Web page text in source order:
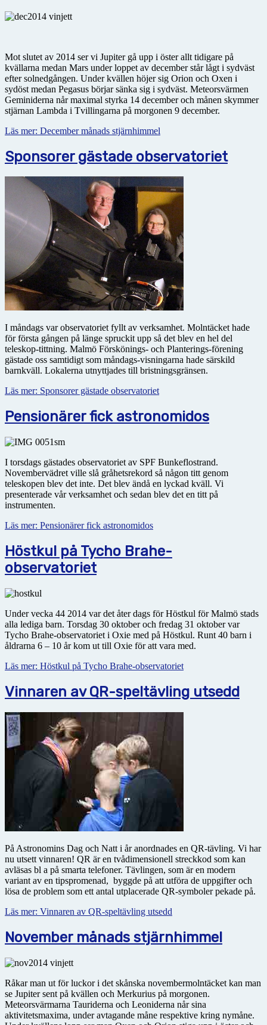
Mot slutet av 2014 ser vi Jupiter gå upp i öster allt tidigare på
kvällarna medan Mars under loppet av december står lågt i sydväst
efter solnedgången. Under kvällen höjer sig Orion och Oxen i
sydöst medan Pegasus börjar sänka sig i sydväst. Meteorsvärmen
Geminiderna når maximal styrka 14 december och månen skymmer
stjärnan Lambda i Tvillingarna på morgonen 9 december.
Läs mer: December månads stjärnhimmel
Sponsorer gästade observatoriet
I måndags var observatoriet fyllt av verksamhet. Molntäcket hade
för första gången på länge spruckit upp så det blev en hel del
teleskop-tittning. Malmö Förskönings- och Planterings-förening
gästade oss samtidigt som måndags-visningarna hade särskild
barnkväll. Lokalerna utnyttjades till bristningsgränsen.
Läs mer: Sponsorer gästade observatoriet
Pensionärer fick astronomidos
I torsdags gästades observatoriet av SPF Bunkeflostrand.
Novembervädret ville slå gråhetsrekord så någon titt genom
teleskopen blev det inte. Det blev ändå en lyckad kväll. Vi
presenterade vår verksamhet och sedan blev det en titt på
instrumenten.
Läs mer: Pensionärer fick astronomidos
Höstkul på Tycho Brahe-
observatoriet
Under vecka 44 2014 var det åter dags för Höstkul för Malmö stads
alla lediga barn. Torsdag 30 oktober och fredag 31 oktober var
Tycho Brahe-observatoriet i Oxie med på Höstkul. Runt 40 barn i
åldrarna 6 – 10 år kom ut till Oxie för att vara med.
Läs mer: Höstkul på Tycho Brahe-observatoriet
Vinnaren av QR-speltävling utsedd
På Astronomins Dag och Natt i år anordnades en QR-tävling. Vi har
nu utsett vinnaren! QR är en tvådimensionell streckkod som kan
avläsas bl a på smarta telefoner. Tävlingen, som är en modern
variant av en tipspromenad, byggde på att utföra de uppgifter och
lösa de problem som ett antal utplacerade QR-symboler pekade på.
Läs mer: Vinnaren av QR-speltävling utsedd
November månads stjärnhimmel
Råkar man ut för luckor i det skånska novembermolntäcket kan man
se Jupiter sent på kvällen och Merkurius på morgonen.
Meteorsvärmarna Tauriderna och Leoniderna når sina
aktivitetsmaxima, under avtagande måne respektive kring nymåne.